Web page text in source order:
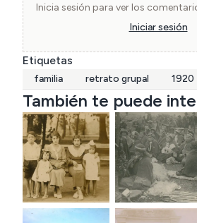
Inicia sesión para ver los
Iniciar sesión
Etiquetas
familia retrato grupal 1920
También te puede